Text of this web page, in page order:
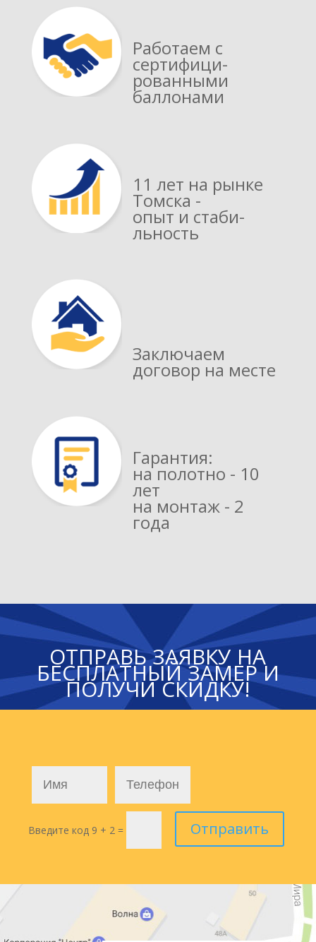
Работаем с
сертифици­
рованными
баллонами
11 лет на рынке
Томска -
опыт и стаби­
льность
Заключаем
договор на месте
Гарантия:
на полотно - 10
лет
на монтаж - 2
года
ОТПРАВЬ ЗАЯВКУ НА
БЕСПЛАТНЫЙ ЗАМЕР И
ПОЛУЧИ СКИДКУ!
Введите код 9 + 2 = Отправить